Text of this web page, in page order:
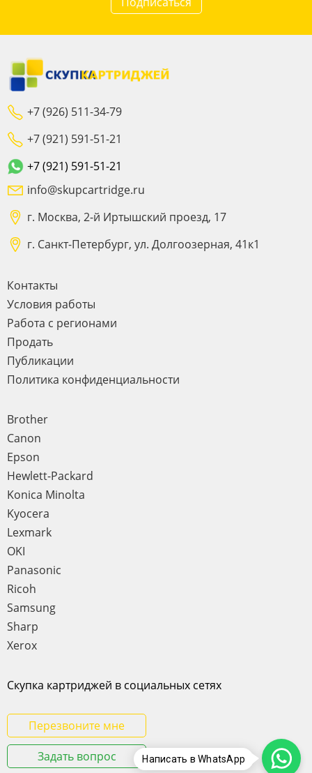
+7 (926) 511-34-79
+7 (921) 591-51-21
+7 (921) 591-51-21
info@skupcartridge.ru
г. Москва, 2-й Иртышский проезд, 17
г. Санкт-Петербург, ул. Долгоозерная, 41к1
Контакты
Условия работы
Работа с регионами
Продать
Публикации
Политика конфиденциальности
Brother
Canon
Epson
Hewlett-Packard
Konica Minolta
Kyocera
Lexmark
OKI
Panasonic
Ricoh
Samsung
Sharp
Xerox
Скупка картриджей в социальных сетях
Перезвоните мне
Задать вопрос
Написать в WhatsApp